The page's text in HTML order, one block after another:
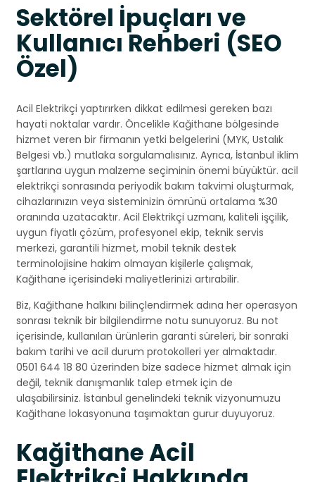
Sektörel İpuçları ve
Kullanıcı Rehberi (SEO
Özel)
Acil Elektrikçi yaptırırken dikkat edilmesi gereken bazı
hayati noktalar vardır. Öncelikle Kağithane bölgesinde
hizmet veren bir firmanın yetki belgelerini (MYK, Ustalık
Belgesi vb.) mutlaka sorgulamalısınız. Ayrıca, İstanbul iklim
şartlarına uygun malzeme seçiminin önemi büyüktür. acil
elektrikçi sonrasında periyodik bakım takvimi oluşturmak,
cihazlarınızın veya sisteminizin ömrünü ortalama %30
oranında uzatacaktır. Acil Elektrikçi uzmanı, kaliteli işçilik,
uygun fiyatlı çözüm, profesyonel ekip, teknik servis
merkezi, garantili hizmet, mobil teknik destek
terminolojisine hakim olmayan kişilerle çalışmak,
Kağithane içerisindeki maliyetlerinizi artırabilir.
Biz, Kağithane halkını bilinçlendirmek adına her operasyon
sonrası teknik bir bilgilendirme notu sunuyoruz. Bu not
içerisinde, kullanılan ürünlerin garanti süreleri, bir sonraki
bakım tarihi ve acil durum protokolleri yer almaktadır.
0501 644 18 80 üzerinden bize sadece hizmet almak için
değil, teknik danışmanlık talep etmek için de
ulaşabilirsiniz. İstanbul genelindeki teknik vizyonumuzu
Kağithane lokasyonuna taşımaktan gurur duyuyoruz.
Kağithane Acil